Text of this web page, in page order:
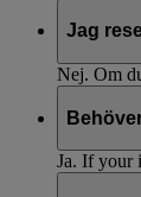
Jag
Nej. Om
Ja. If your